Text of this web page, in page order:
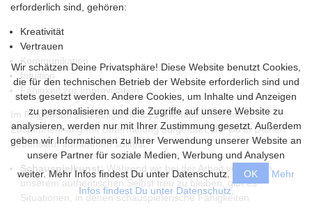
erforderlich sind, gehören:
Kreativität
Vertrauen
Kommunikation
Intuition
Fähigkeit zur Improvisation
Im Folgenden sind einige Hobbys und Interessen im
Zusammenhang mit Unterhaltung aufgeführt, die Du in Deinen
Lebenslauf aufnehmen solltest:
Schauspielkunst: Während wir bei der Arbeit versuchen,
unserem authentischen Selbst treu zu bleiben, gibt es
Situationen, in denen schauspielerische Fähigkeiten
Wir schätzen Deine Privatsphäre! Diese Website benutzt Cookies,
die für den technischen Betrieb der Website erforderlich sind und
stets gesetzt werden. Andere Cookies, um Inhalte und Anzeigen
zu personalisieren und die Zugriffe auf unsere Website zu
analysieren, werden nur mit Ihrer Zustimmung gesetzt. Außerdem
geben wir Informationen zu Ihrer Verwendung unserer Website an
unsere Partner für soziale Medien, Werbung und Analysen
weiter. Mehr Infos findest Du unter Datenschutz.
OK
Mehr
Infos findest Du unter Datenschutz.